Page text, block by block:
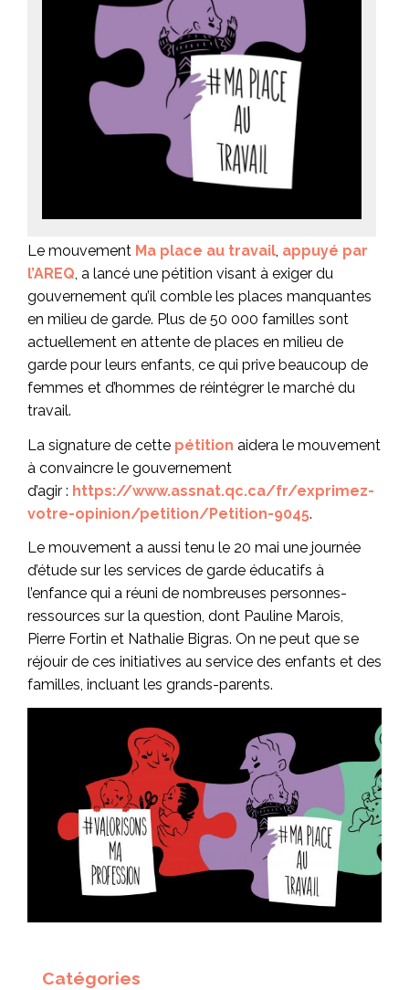
Le mouvement Ma place au travail appuyé par
l’AREQ , a lancé une pétition visant à exiger du
gouvernement qu’il comble les places manquantes
en milieu de garde. Plus de 50 000 familles sont
actuellement en attente de places en milieu de
garde pour leurs enfants, ce qui prive beaucoup de
femmes et d’hommes de réintégrer le marché du
travail.
La signature de cette pétition aidera le mouvement
à convaincre le gouvernement
d’agir : https://www.assnat.qc.ca/fr/exprimez-
votre-opinion/petition/Petition-9045.
Le mouvement a aussi tenu le 20 mai une journée
d’étude sur les services de garde éducatifs à
l’enfance qui a réuni de nombreuses personnes-
ressources sur la question, dont Pauline Marois,
Pierre Fortin et Nathalie Bigras. On ne peut que se
réjouir de ces initiatives au service des enfants et des
familles, incluant les grands-parents.
Catégories